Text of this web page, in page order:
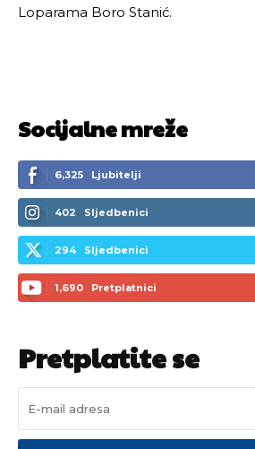
Loparama Boro Stanić.
Socijalne mreže
6,325 Ljubitelji
402 Sljedbenici
294 Sljedbenici
1,690 Pretplatnici
Pretplatite se